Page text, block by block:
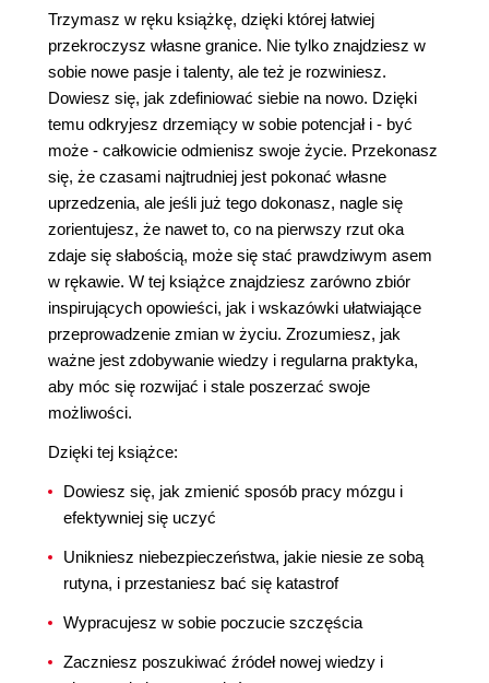
Trzymasz w ręku książkę, dzięki której łatwiej
przekroczysz własne granice. Nie tylko znajdziesz w
sobie nowe pasje i talenty, ale też je rozwiniesz.
Dowiesz się, jak zdefiniować siebie na nowo. Dzięki
temu odkryjesz drzemiący w sobie potencjał i - być
może - całkowicie odmienisz swoje życie. Przekonasz
się, że czasami najtrudniej jest pokonać własne
uprzedzenia, ale jeśli już tego dokonasz, nagle się
zorientujesz, że nawet to, co na pierwszy rzut oka
zdaje się słabością, może się stać prawdziwym asem
w rękawie. W tej książce znajdziesz zarówno zbiór
inspirujących opowieści, jak i wskazówki ułatwiające
przeprowadzenie zmian w życiu. Zrozumiesz, jak
ważne jest zdobywanie wiedzy i regularna praktyka,
aby móc się rozwijać i stale poszerzać swoje
możliwości.
Dzięki tej książce:
Dowiesz się, jak zmienić sposób pracy mózgu i
efektywniej się uczyć
Unikniesz niebezpieczeństwa, jakie niesie ze sobą
rutyna, i przestaniesz bać się katastrof
Wypracujesz w sobie poczucie szczęścia
Zaczniesz poszukiwać źródeł nowej wiedzy i